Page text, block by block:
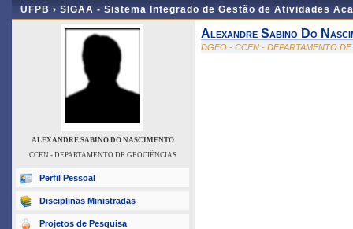
UFPB › SIGAA - Sistema Integrado de Gestão de Atividades
ALEXANDRE SABINO DO NASCIMENTO
CCEN - DEPARTAMENTO DE GEOCIÊNCIAS
Perfil Pessoal
Disciplinas Ministradas
Projetos de Pesquisa
Alexandre Sabino Do
DGEO - CCEN - DEPARTAMENTO